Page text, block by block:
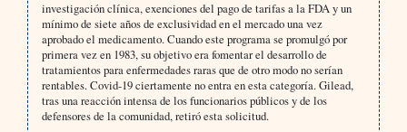
investigación clínica, exenciones del pago de tarifas a la FDA y un
mínimo de siete años de exclusividad en el mercado una vez
aprobado el medicamento. Cuando este programa se promulgó por
primera vez en 1983, su objetivo era fomentar el desarrollo de
tratamientos para enfermedades raras que de otro modo no serían
rentables. Covid-19 ciertamente no entra en esta categoría. Gilead,
tras una reacción intensa de los funcionarios públicos y de los
defensores de la comunidad, retiró esta solicitud.